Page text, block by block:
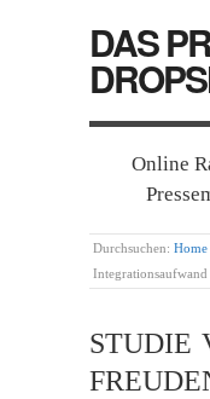
DAS
Online
Durchsuchen: Home
STUDIE